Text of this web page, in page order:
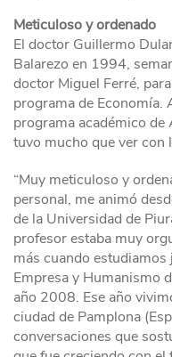
Meticuloso y ordenado
El doctor Guillermo
Balarezo en 1994,
doctor Miguel Ferré,
programa de Economía.
programa académico
tuvo mucho que ver con
“Muy meticuloso y
personal, me animó
de la Universidad de
profesor estaba muy
más cuando
Empresa y Humanismo
año 2008. Ese año
ciudad de Pamplona
conversaciones que